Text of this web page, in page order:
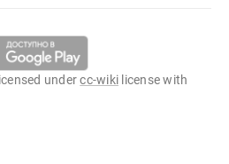
undercc-wiki license with